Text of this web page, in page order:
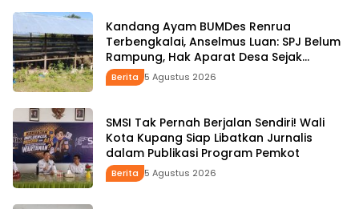
Kandang Ayam BUMDes Renrua
Terbengkalai, Anselmus Luan: SPJ Belum
Rampung, Hak Aparat Desa Sejak
Januari Belum Dibayar
Berita 5 Agustus 2026
SMSI Tak Pernah Berjalan Sendiri! Wali
Kota Kupang Siap Libatkan Jurnalis
dalam Publikasi Program Pemkot
Berita 5 Agustus 2026